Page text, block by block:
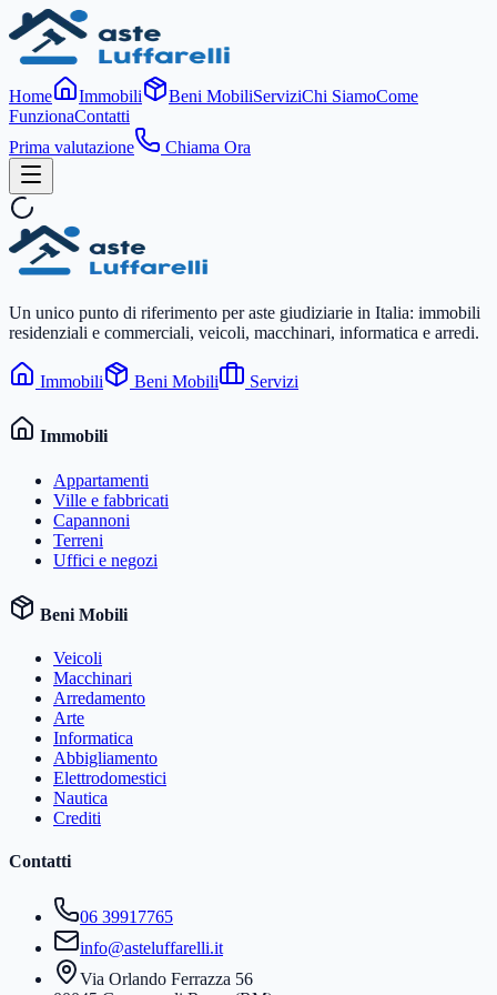
Home Immobili Beni MobiliServiziChi SiamoCome
FunzionaContatti
Prima valutazione
Chiama Ora
Un unico punto di riferimento per aste giudiziarie in Italia: immobili
residenziali e commerciali, veicoli, macchinari, informatica e arredi.
Immobili Beni Mobili Servizi
Immobili
Appartamenti
Ville e fabbricati
Capannoni
Terreni
Uffici e negozi
Beni Mobili
Veicoli
Macchinari
Arredamento
Arte
Informatica
Abbigliamento
Elettrodomestici
Nautica
Crediti
Contatti
06 39917765
info@asteluffarelli.it
Via Orlando Ferrazza 56